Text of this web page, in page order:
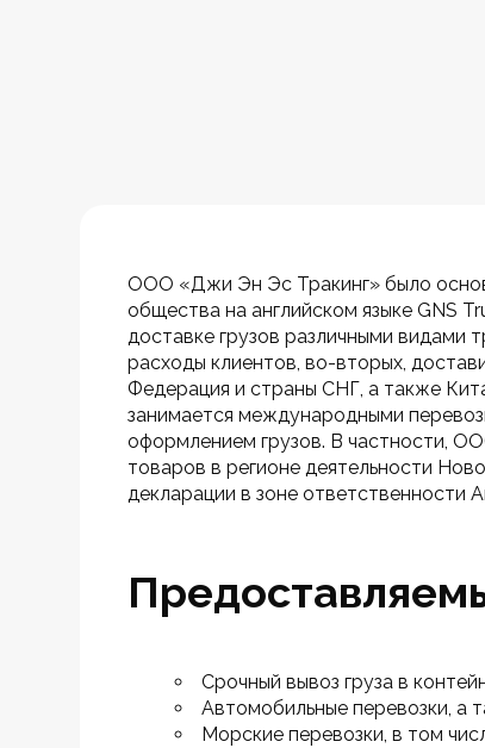
ООО «Джи Эн Эс Тракинг» было
общества на английском языке GNS
доставке грузов различными видами
расходы клиентов, во-вторых,
Федерация и страны СНГ, а также
занимается международными
оформлением грузов. В частности,
товаров в регионе деятельности
декларации в зоне ответственности
Срочный вывоз груза в
Автомобильные перевозки, а
Морские перевозки, в том